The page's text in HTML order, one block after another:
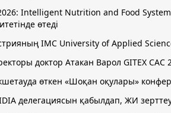
Intelligent Nutrition and Food
өтеді
IMC University of Applied
доктор Атакан Варол GITEX CAC
өткен «Шоқан оқулары»
делегациясын қабылдап, ЖИ